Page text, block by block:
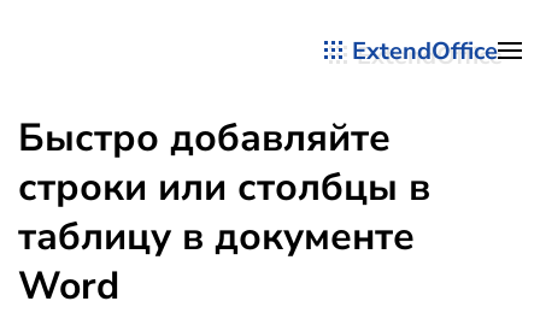
ExtendOffice
Быстро добавляйте
строки или столбцы в
таблицу в документе
Word